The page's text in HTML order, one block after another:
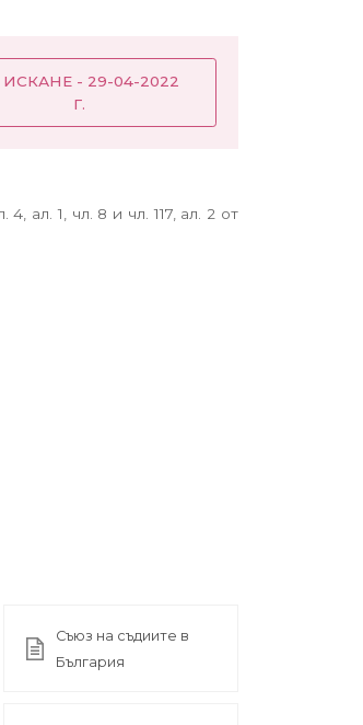
ИСКАНЕ - 29-04-2022
Г.
ал. 1, чл. 8 и чл. 117, ал. 2 от
Съюз на съдиите в
България